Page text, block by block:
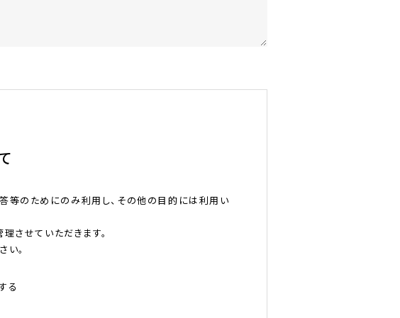
等のためにのみ利用し、その他の目的には利用い
させていただきます。
い。
る